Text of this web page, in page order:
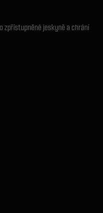
zpřístupněné jeskyně a chrání